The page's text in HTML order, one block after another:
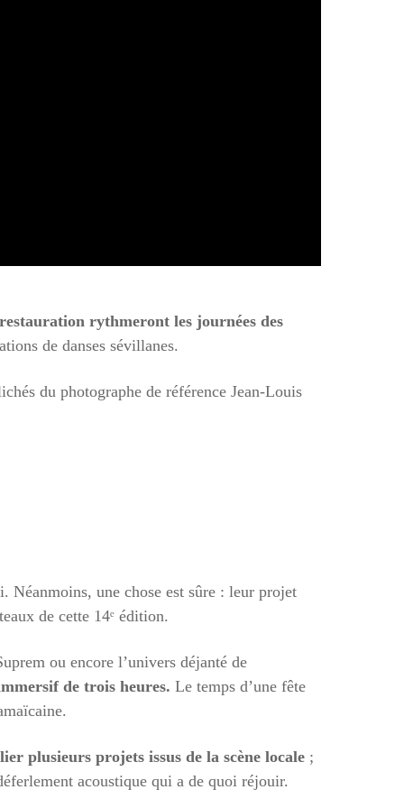
rythmeront les journées des
de danses sévillanes.
du photographe de référence Jean-Louis
Néanmoins, une chose est sûre : leur projet
de cette 14ᵉ édition.
ou encore l’univers déjanté de
de trois heures. Le temps d’une fête
plusieurs projets issus de la scène locale ;
acoustique qui a de quoi réjouir.